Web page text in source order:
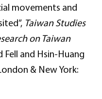
movements and
Taiwan Studies
on Taiwan
and Hsin-Huang
& New York: